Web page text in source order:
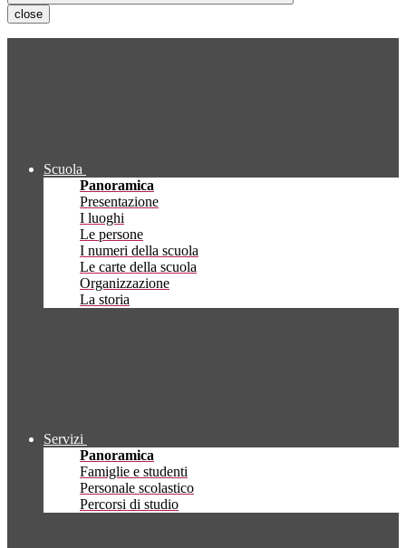
close
Scuola
Panoramica
Presentazione
I luoghi
Le persone
I numeri della scuola
Le carte della scuola
Organizzazione
La storia
Servizi
Panoramica
Famiglie e studenti
Personale scolastico
Percorsi di studio